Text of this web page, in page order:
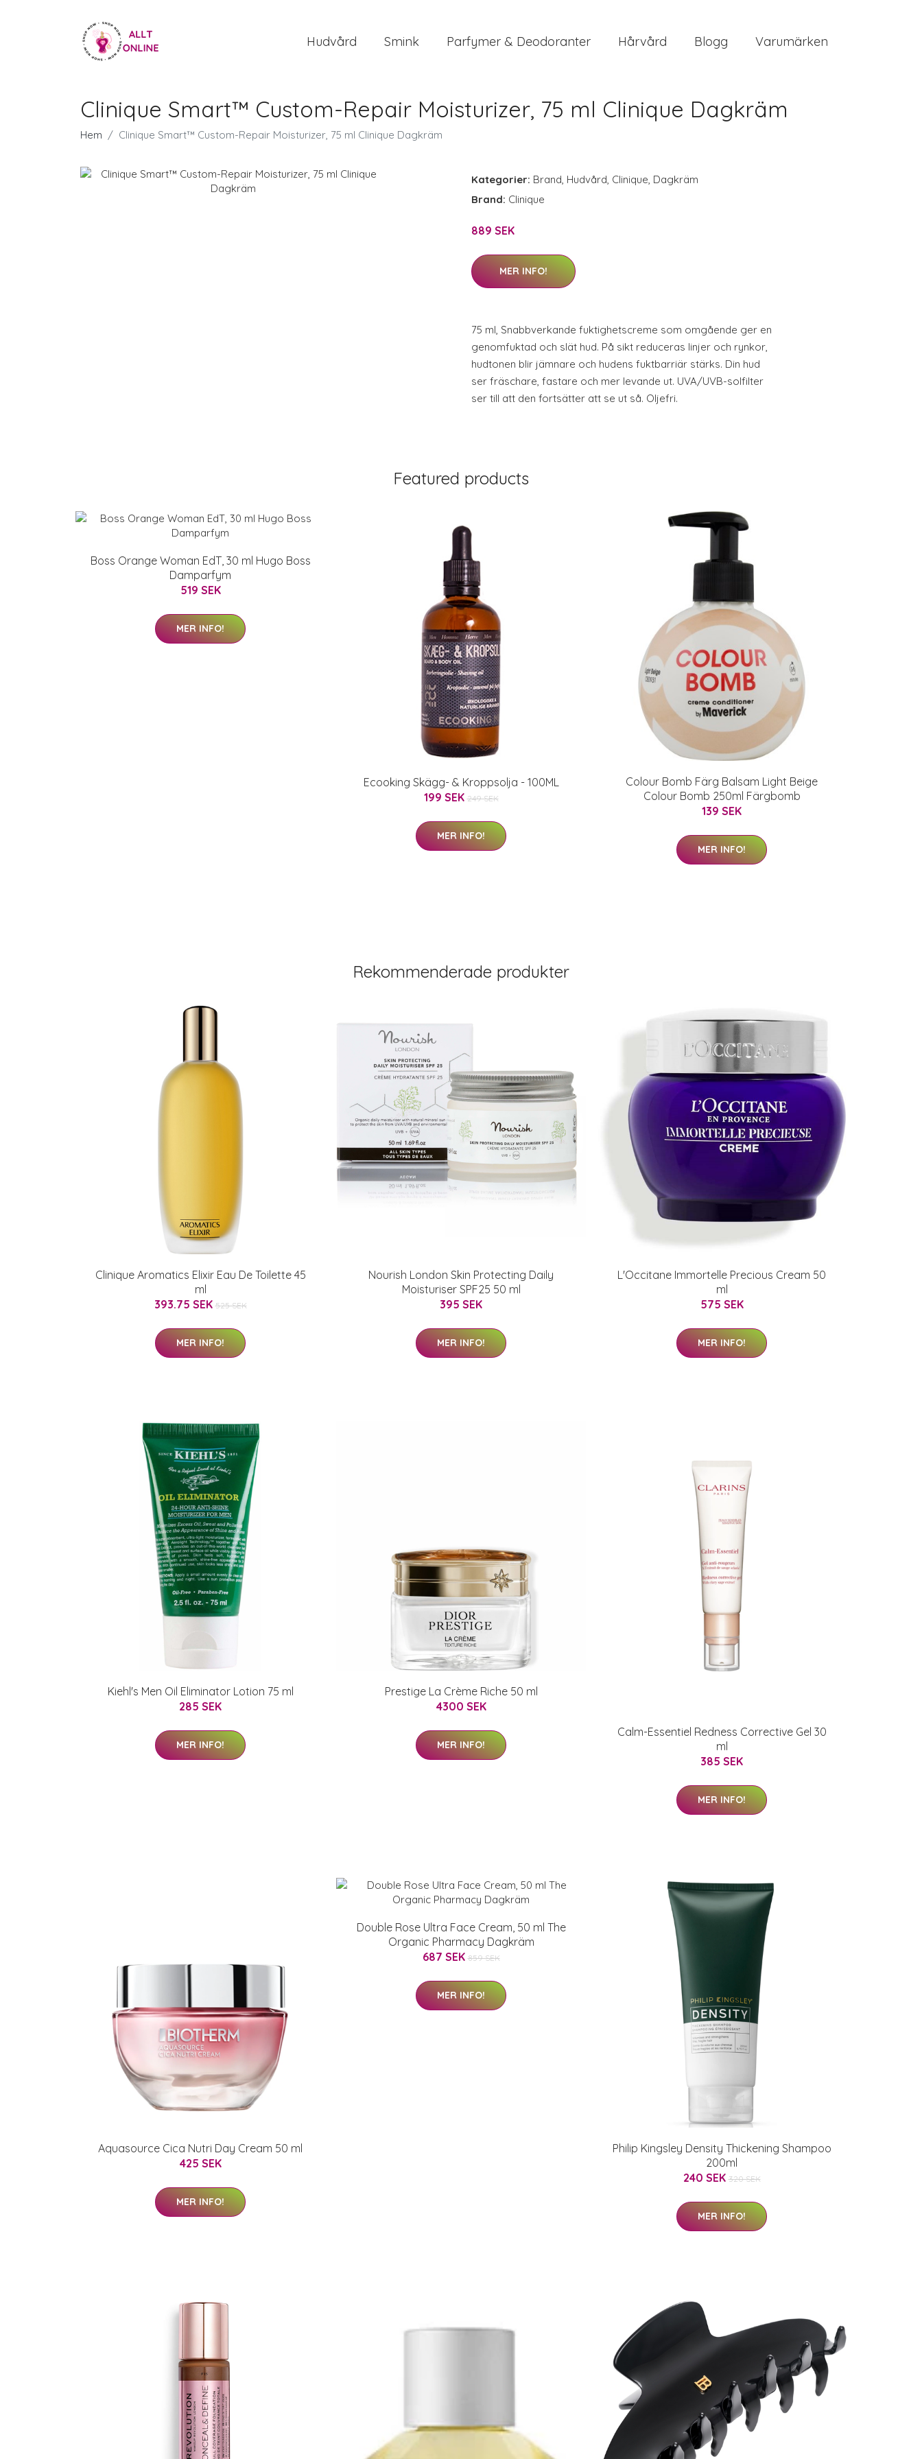
Hudvård Smink Parfymer & Deodoranter Hårvård Blogg Varumärken
Clinique Smart™ Custom-Repair Moisturizer, 75 ml Clinique Dagkräm
Hem Clinique Smart™ Custom-Repair Moisturizer, 75 ml Clinique Dagkräm
Kategorier: Brand, Hudvård, Clinique, Dagkräm
Brand: Clinique
889 SEK
MER INFO!
75 ml, Snabbverkande fuktighetscreme som omgående ger en
genomfuktad och slät hud. På sikt reduceras linjer och rynkor,
hudtonen blir jämnare och hudens fuktbarriär stärks. Din hud
ser fräschare, fastare och mer levande ut. UVA/UVB-solfilter
ser till att den fortsätter att se ut så. Oljefri.
Featured products
Boss Orange Woman EdT, 30 ml Hugo Boss
Damparfym
519 SEK
MER INFO!
Ecooking Skägg- & Kroppsolja - 100ML
199 SEK 249 SEK
MER INFO!
Colour Bomb Färg Balsam Light Beige
Colour Bomb 250ml Färgbomb
139 SEK
MER INFO!
Rekommenderade produkter
Clinique Aromatics Elixir Eau De Toilette 45
ml
393.75 SEK 525 SEK
MER INFO!
Nourish London Skin Protecting Daily
Moisturiser SPF25 50 ml
395 SEK
MER INFO!
L'Occitane Immortelle Precious Cream 50
ml
575 SEK
MER INFO!
Kiehl's Men Oil Eliminator Lotion 75 ml
285 SEK
MER INFO!
Prestige La Crème Riche 50 ml
4300 SEK
MER INFO!
Calm-Essentiel Redness Corrective Gel 30
ml
385 SEK
MER INFO!
Aquasource Cica Nutri Day Cream 50 ml
425 SEK
MER INFO!
Double Rose Ultra Face Cream, 50 ml The
Organic Pharmacy Dagkräm
687 SEK 859 SEK
MER INFO!
Philip Kingsley Density Thickening Shampoo
200ml
240 SEK 320 SEK
MER INFO!